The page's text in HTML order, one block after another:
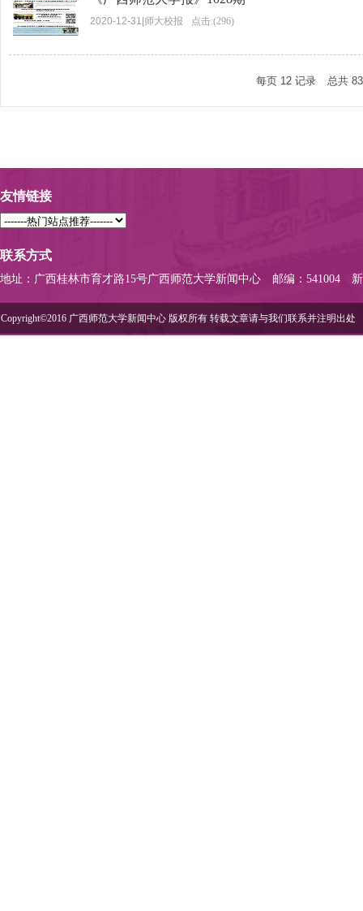
2020-12-31 师大校报 点击:(296)
每页 12 记录 总共 83
友情链接
联系方式
地址：广西桂林市育才路15号广西师范大学新闻中心 邮编：541004
Copyright©2016 广西师范大学新闻中心 版权所有 转载文章请与我们联系并注明出处